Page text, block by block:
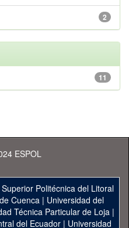
2
11
ESPOL
Politécnica del Litoral
Cuenca| Universidad del
Técnica Particular de Loja|
del Ecuador| Universidad